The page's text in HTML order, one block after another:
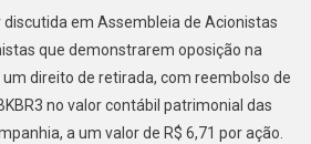
em Assembleia de Acionistas
que demonstrarem oposição na
direito de retirada, com reembolso de
no valor contábil patrimonial das
a um valor de R$ 6,71 por ação.